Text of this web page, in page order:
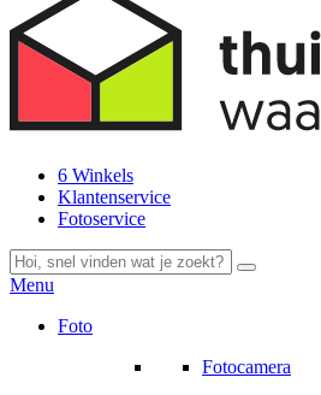
6 Winkels
Klantenservice
Fotoservice
Menu
Foto
Fotocamera